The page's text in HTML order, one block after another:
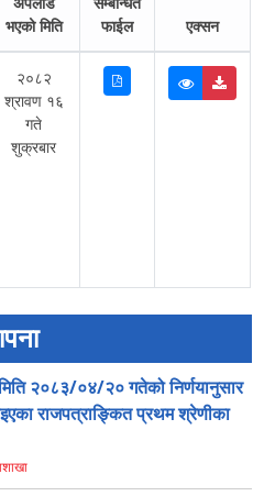
भएको मिति
फाईल
एक्सन
२०८२
श्रावण १६
गते
शुक्रबार
२०८३/०४/२० गतेको निर्णयानुसार
राजपत्राङ्कित प्रथम श्रेणीका